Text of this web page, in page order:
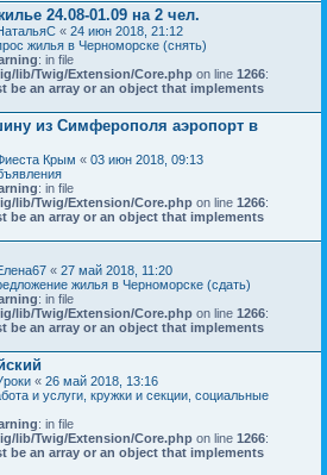
24.08-01.09 на 2 чел.
« 24 июн 2018, 21:12
жилья в Черноморске (снять)
: in file
lib/Twig/Extension/Core.php on line 1266:
be an array or an object that implements
из Симферополя аэропорт в
Крым « 03 июн 2018, 09:13
: in file
lib/Twig/Extension/Core.php on line 1266:
be an array or an object that implements
« 27 май 2018, 11:20
жилья в Черноморске (сдать)
: in file
lib/Twig/Extension/Core.php on line 1266:
be an array or an object that implements
« 26 май 2018, 13:16
и услуги, кружки и секции, социальные
: in file
lib/Twig/Extension/Core.php on line 1266:
be an array or an object that implements